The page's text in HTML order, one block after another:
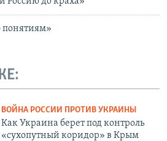
понятиям»
ВОЙНА РОССИИ ПРОТИВ УКРАИНЫ
Как Украина берет под контроль
«сухопутный коридор» в Крым